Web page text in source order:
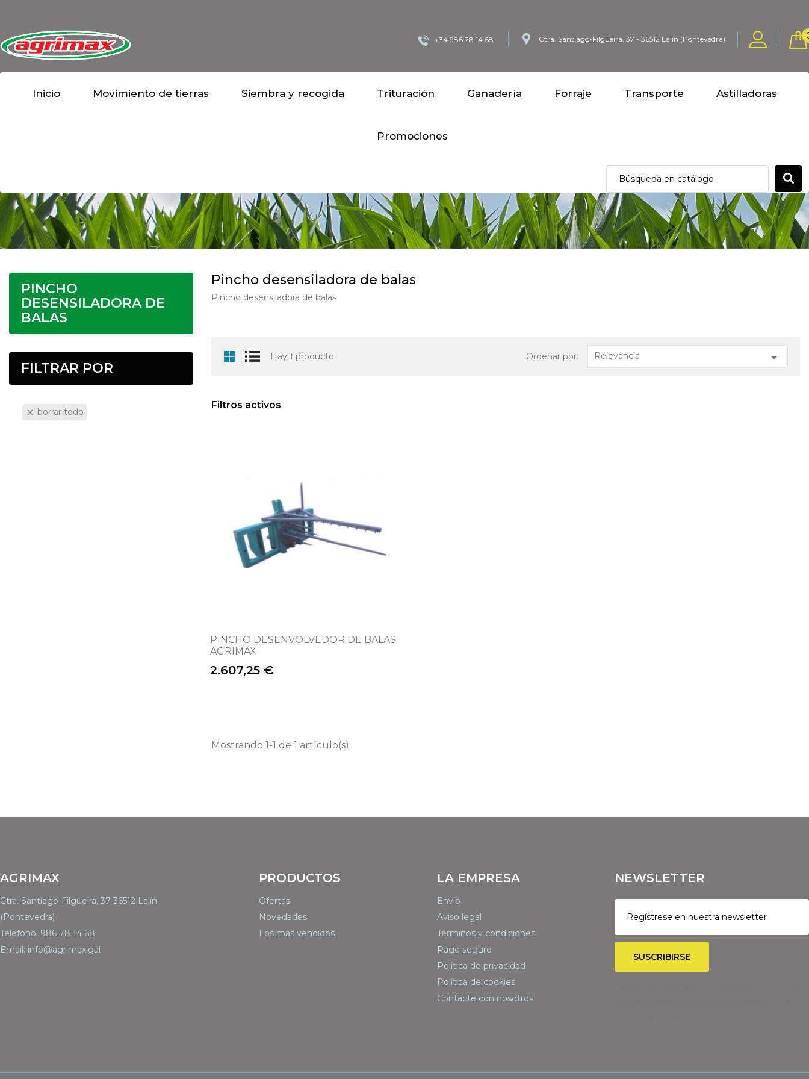
+34 986 78 14 68 Ctra. Santiago-Filgueira, 37 - 36512 Lalín (Pontevedra)
Inicio Movimiento de tierras Siembra y recogida Trituración Ganadería Forraje Transporte Astilladoras
Promociones
PINCHO
DESENSILADORA DE
BALAS
FILTRAR POR
 borrar todo
Pincho desensiladora de balas
Pincho desensiladora de balas
Hay 1 producto. Ordenar por: Relevancia 
Filtros activos
PINCHO DESENVOLVEDOR DE BALAS
AGRIMAX
Precio
2.607,25 €
Mostrando 1-1 de 1 artículo(s)
AGRIMAX
Ctra. Santiago-Filgueira, 37 36512 Lalín
(Pontevedra)
Teléfono: 986 78 14 68
Email: info@agrimax.gal
PRODUCTOS
Ofertas
Novedades
Los más vendidos
LA EMPRESA
Envío
Aviso legal
Términos y condiciones
Pago seguro
Política de privacidad
Política de cookies
Contacte con nosotros
NEWSLETTER